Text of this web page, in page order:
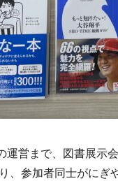
運営まで、図書展示
、参加者同士がにぎ